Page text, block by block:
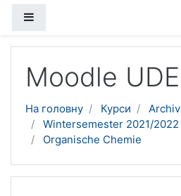
Moodle UDE
На головну Курси
Archiv
Wintersemester 2021/2022
Organische Chemie